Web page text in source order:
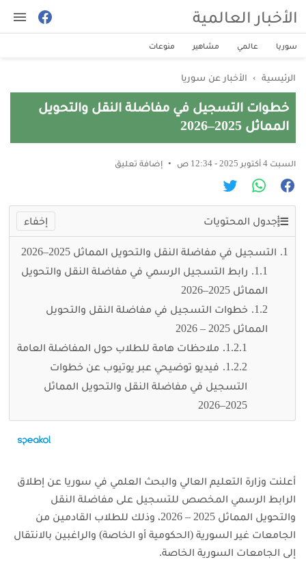
الأخبار العالمية
سوريا عالمي مشاهير منوعات
الرئيسية › الأخبار عن سوريا
خطوات التسجيل في مفاضلة النقل والتحويل
المماثل 2025–2026
السبت 4 أكتوبر 2025 - 12:34 ص إضافة تعليق
جدول المحتويات
التسجيل في مفاضلة النقل والتحويل المماثل 2025–2026
رابط التسجيل الرسمي في مفاضلة النقل والتحويل
المماثل 2025–2026
خطوات التسجيل في مفاضلة النقل والتحويل
المماثل 2025 – 2026
ملاحظات هامة للطلاب حول المفاضلة العامة
فيديو توضيحي عبر يوتيوب عن خطوات
التسجيل في مفاضلة النقل والتحويل المماثل
2025–2026
أعلنت وزارة التعليم العالي والبحث العلمي في سوريا عن إطلاق
الرابط الرسمي المخصص للتسجيل على مفاضلة النقل
والتحويل المماثل 2025 – 2026، وذلك للطلاب القادمين من
الجامعات غير السورية (الحكومية أو الخاصة) والراغبين بالانتقال
إلى الجامعات السورية الخاصة.